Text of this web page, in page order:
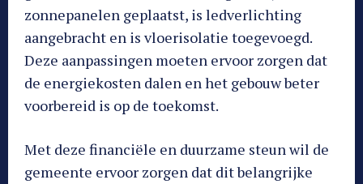
zonnepanelen geplaatst, is ledverlichting
aangebracht en is vloerisolatie toegevoegd.
Deze aanpassingen moeten ervoor zorgen dat
de energiekosten dalen en het gebouw beter
voorbereid is op de toekomst.
Met deze financiële en duurzame steun wil de
gemeente ervoor zorgen dat dit belangrijke